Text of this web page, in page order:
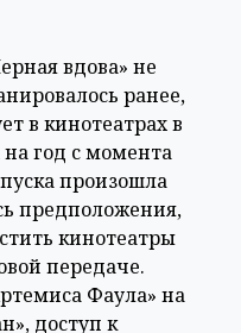
вдова» не
ранее,
в кинотеатрах в
год с момента
произошла
предположения,
кинотеатры
передаче.
Фаула» на
доступ к